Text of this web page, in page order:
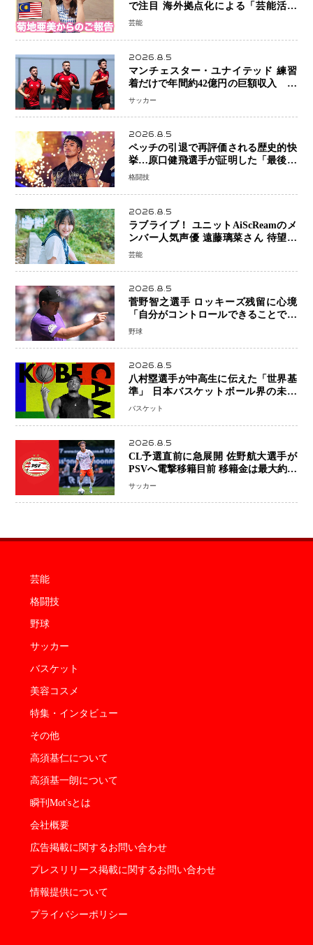
で注目 海外拠点化による「芸能活動
と税務」の関係とは
芸能
2026.8.5
マンチェスター・ユナイテッド 練習
着だけで年間約42億円の巨額収入 世
界最高額級スポンサー契約が示すサッ
サッカー
2026.8.5
ペッチの引退で再評価される歴史的快
挙…原口健飛選手が証明した「最後に
勝ち切る力」
格闘技
2026.8.5
ラブライブ！ ユニットAiScReamのメ
ンバー人気声優 遠藤璃菜さん 待望の
1st写真集が10月6日発売決定！ 沖縄ロ
情まで収録
芸能
2026.8.5
菅野智之選手 ロッキーズ残留に心境
「自分がコントロールできることでは
ない」 トレード報道にも冷静な姿勢
野球
2026.8.5
八村塁選手が中高生に伝えた「世界基
準」 日本バスケットボール界の未来
を変える“練習の質”という哲学
バスケット
2026.8.5
CL予選直前に急展開 佐野航大選手が
PSVへ電撃移籍目前 移籍金は最大約31
億円 5年契約締結へ
サッカー
芸能
格闘技
野球
サッカー
バスケット
美容コスメ
特集・インタビュー
その他
高須基仁について
高須基一朗について
瞬刊Mot'sとは
会社概要
広告掲載に関するお問い合わせ
プレスリリース掲載に関するお問い合わせ
情報提供について
プライバシーポリシー